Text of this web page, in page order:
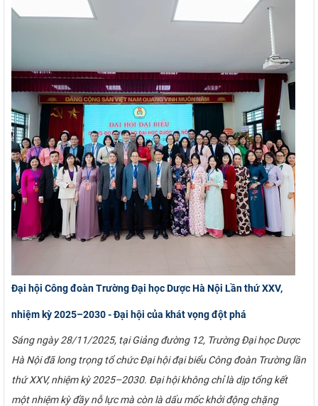
Đại hội Công đoàn Trường Đại học Dược Hà Nội Lần thứ XXV,
nhiệm kỳ 2025–2030 - Đại hội của khát vọng đột phá
Sáng ngày 28/11/2025, tại Giảng đường 12, Trường Đại học Dược
Hà Nội đã long trọng tổ chức Đại hội đại biểu Công đoàn Trường lần
thứ XXV, nhiệm kỳ 2025–2030. Đại hội không chỉ là dịp tổng kết
một nhiệm kỳ đầy nỗ lực mà còn là dấu mốc khởi động chặng